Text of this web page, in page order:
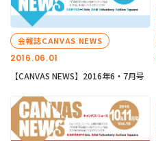
2016.06.01
会報誌CANVAS NEWS
【CANVAS NEWS】2016年6・7月号